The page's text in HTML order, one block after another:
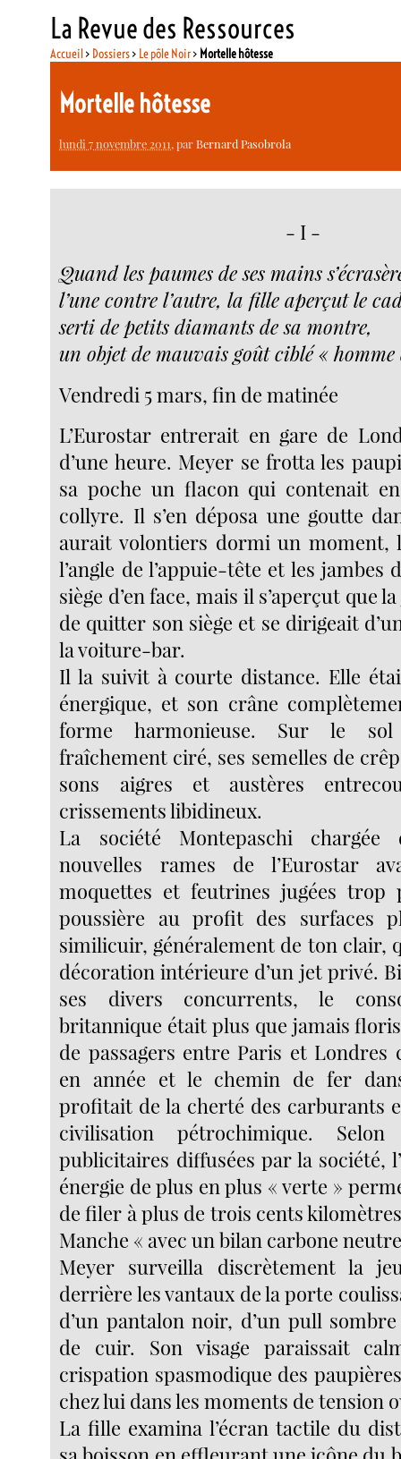
La Revue des Ressources
Accueil> Dossiers> Le pôle Noir> Mortelle hôtesse
Mortelle hôtesse
lundi 7 novembre 2011, parBernard Pasobrola
- I -
Quand les paumes de ses mains
l’une contre l’autre, la fille aperçut le
serti de petits diamants de sa montre,
un objet de mauvais goût ciblé « homme
Vendredi 5 mars, fin de matinée
L’Eurostar entrerait en gare de
d’une heure. Meyer se frotta les
sa poche un flacon qui contenait
collyre. Il s’en déposa une goutte
aurait volontiers dormi un moment,
l’angle de l’appuie-tête et les jambes
siège d’en face, mais il s’aperçut que
de quitter son siège et se dirigeait
la voiture-bar.
Il la suivit à courte distance. Elle
énergique, et son crâne
forme harmonieuse. Sur le sol
fraîchement ciré, ses semelles de
sons aigres et austères
crissements libidineux.
La société Montepaschi
nouvelles rames de l’Eurostar
moquettes et feutrines jugées trop
poussière au profit des surfaces
similicuir, généralement de ton clair,
décoration intérieure d’un jet privé.
ses divers concurrents, le
britannique était plus que jamais
de passagers entre Paris et Londres
en année et le chemin de fer
profitait de la cherté des carburants
civilisation pétrochimique.
publicitaires diffusées par la société,
énergie de plus en plus « verte »
de filer à plus de trois cents kilomètres
Manche « avec un bilan carbone
Meyer surveilla discrètement la
derrière les vantaux de la porte
d’un pantalon noir, d’un pull
de cuir. Son visage paraissait
crispation spasmodique des
chez lui dans les moments de tension
La fille examina l’écran tactile du